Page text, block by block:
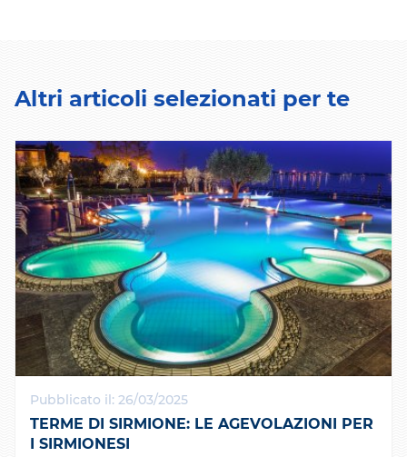
Altri articoli selezionati per te
Pubblicato il: 26/03/2025
TERME DI SIRMIONE: LE AGEVOLAZIONI PER
I SIRMIONESI